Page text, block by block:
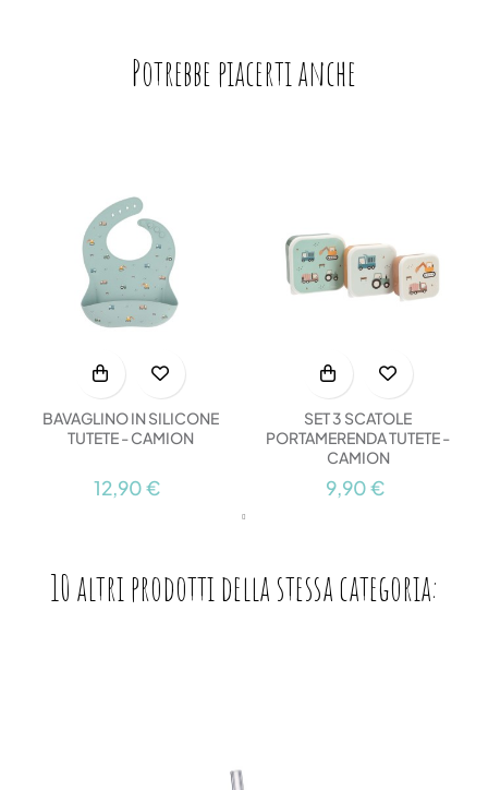
Potrebbe piacerti anche
BAVAGLINO IN SILICONE
TUTETE - CAMION
12,90 €
SET 3 SCATOLE
PORTAMERENDA TUTETE -
CAMION
9,90 €
10 altri prodotti della stessa categoria: